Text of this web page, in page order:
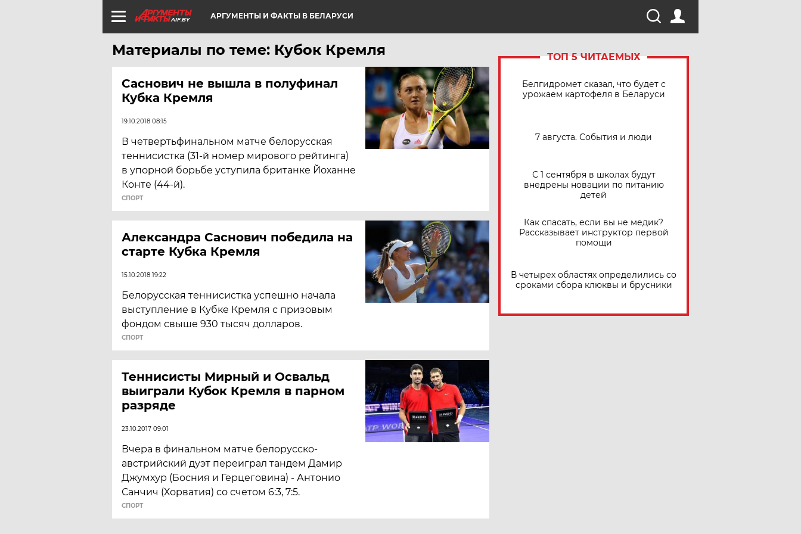
AIF.BY АРГУМЕНТЫ И ФАКТЫ В БЕЛАРУСИ
Материалы по теме: Кубок Кремля
Саснович не вышла в полуфинал
Кубка Кремля
19.10.2018 08:15
В четвертьфинальном матче белорусская
теннисистка (31-й номер мирового рейтинга)
в упорной борьбе уступила британке Йоханне
Конте (44-й).
СПОРТ
Александра Саснович победила на
старте Кубка Кремля
15.10.2018 19:22
Белорусская теннисистка успешно начала
выступление в Кубке Кремля с призовым
фондом свыше 930 тысяч долларов.
СПОРТ
Теннисисты Мирный и Освальд
выиграли Кубок Кремля в парном
разряде
23.10.2017 09:01
Вчера в финальном матче белорусско-
австрийский дуэт переиграл тандем Дамир
Джумхур (Босния и Герцеговина) - Антонио
Санчич (Хорватия) со счетом 6:3, 7:5.
СПОРТ
ТОП 5 ЧИТАЕМЫХ
Белгидромет сказал, что будет с
урожаем картофеля в Беларуси
7 августа. События и люди
С 1 сентября в школах будут
внедрены новации по питанию
детей
Как спасать, если вы не медик?
Рассказывает инструктор первой
помощи
В четырех областях определились со
сроками сбора клюквы и брусники